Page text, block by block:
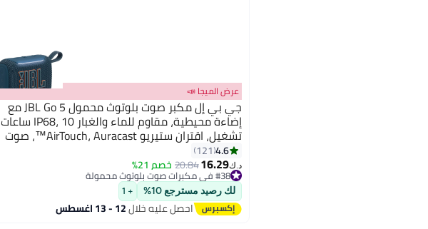
عرض الميجا 📣
جي بي إل مكبر صوت بلوتوث محمول JBL Go 5 مع
إضاءة محيطية، مقاوم للماء والغبار IP68، 10 ساعات
تشغيل، اقتران ستيريو AirTouch، Auracast™، صوت
USB-C بدون فقد – مدمج ومقاوم للسقوط
4.6
121
د.ك‏16.29
20.84خصم 21%
#38 في مكبرات صوت بلوتوث محمولة
#38 في مكبرات صوت بلوتوث محمولة
لك رصيد مسترجع 10% + 1
احصل عليه خلال12 - 13 اغسطس